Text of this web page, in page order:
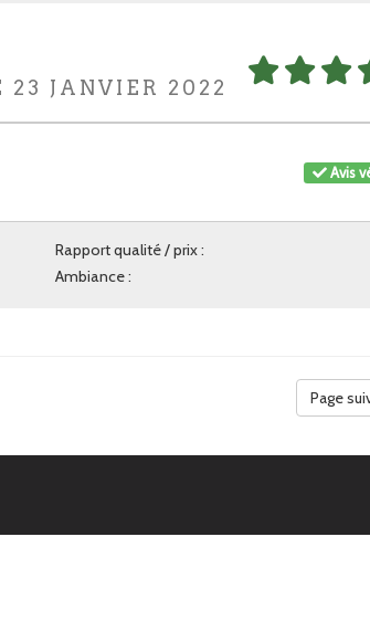
JANVIER 2022
Avis
Rapport qualité / prix :
Ambiance :
Page